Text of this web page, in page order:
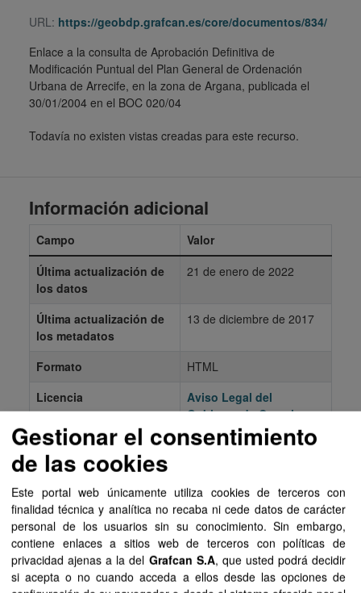
URL: https://geobdp.grafcan.es/core/documentos/834/
Enlace a la consulta de Aprobación Definitiva de
Modificación Puntual del Plan General de Ordenación
Urbana de Arrecife, en la zona de Argana, publicada el
30/01/2004 en el BOC 020/04
Todavía no existen vistas creadas para este recurso.
Recursos
Aprobación Definitiva...
Aprobación Definitiva...
Información adicional
Campo
Valor
Última actualización de
los datos
21 de enero de 2022
Última actualización de
los metadatos
13 de diciembre de 2017
Formato
HTML
Licencia
Aviso Legal del
Gobierno de Canarias
Gestionar el consentimiento
de las cookies
Este portal web únicamente utiliza cookies de terceros con
finalidad técnica y analítica no recaba ni cede datos de carácter
personal de los usuarios sin su conocimiento. Sin embargo,
contiene enlaces a sitios web de terceros con políticas de
privacidad ajenas a la del Grafcan S.A, que usted podrá decidir
si acepta o no cuando acceda a ellos desde las opciones de